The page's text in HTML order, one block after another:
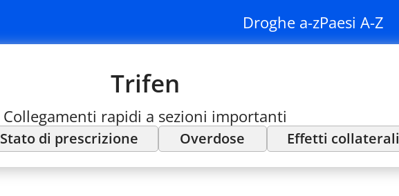
Droghe a-zPaesi A-Z
Trifen
Collegamenti rapidi a sezioni importanti
Stato di prescrizione Overdose Effetti collaterali